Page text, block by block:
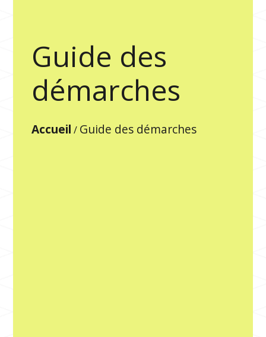
Guide des
démarches
Accueil / Guide des démarches